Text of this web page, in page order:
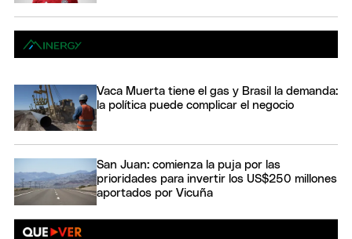
Vaca Muerta tiene el gas y Brasil la demanda:
la política puede complicar el negocio
San Juan: comienza la puja por las
prioridades para invertir los US$250 millones
aportados por Vicuña